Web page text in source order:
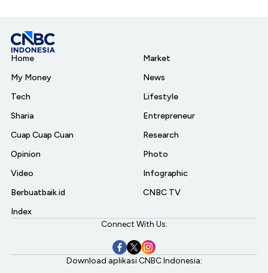
Home
My Money
Tech
Sharia
Cuap Cuap Cuan
Opinion
Video
Berbuatbaik.id
Index
Market
News
Lifestyle
Entrepreneur
Research
Photo
Infographic
CNBC TV
Connect With Us:
Download aplikasi CNBC Indonesia: